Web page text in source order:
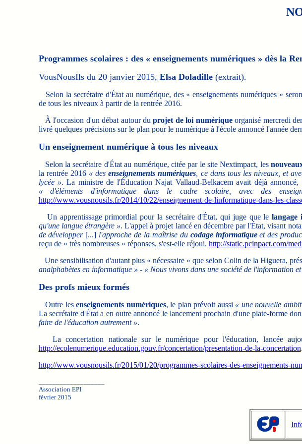
Programmes scolaires : des « enseignements numériques » dès la
VousNousIls du 20 janvier 2015, Elsa Doladille(extrait).
Selon la secrétaire d'État au numérique, des « enseignements numériques »
de tous les niveaux à partir de la rentrée 2016.
À l'occasion d'un débat autour duprojet de loi numériqueorganisé mercredi
livré quelques précisions sur le plan pour le numérique à l'école annoncé l'année
Un enseignement numérique à tous les niveaux
Selon la secrétaire d'État au numérique, citée par le site Nextimpact, les
la rentrée 2016 « desenseignements numériques , ce dans tous les niveaux, et
lycée ». La ministre de l'Éducation Najat Vallaud-Belkacem avait déjà
« d'éléments d'informatique dans le cadre scolaire, avec des
http://www.vousnousils.fr/2014/10/22/enseignement-de-linformatique-dans-les-
Un apprentissage primordial pour la secrétaire d'État, qui juge que le langage
qu'une langue étrangère ». L'appel à projet lancé en décembre par l'État, visant
de développer[...] l'approche de la maîtrise du codage informatiqueet des
reçu de « très nombreuses » réponses, s'est-elle réjoui. http://static.pcinpact.com/
Une sensibilisation d'autant plus « nécessaire » que selon Colin de la Higuera,
analphabètes en informatique » - « Nous vivons dans une société de l'information
Des profs mieux formés
Outre lesenseignements numériques, le plan prévoit aussi « une nouvelle
La secrétaire d'État a en outre annoncé le lancement prochain d'une plate-forme
faire de l'éducation autrement ».
La concertation nationale sur le numérique pour l'éducation, lancée
http://ecolenumerique.education.gouv.fr/concertation/presentation-de-la-concertation.
http://www.vousnousils.fr/2015/01/20/programmes-scolaires-des-enseignements-
Association EPI
février 2015